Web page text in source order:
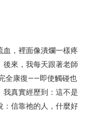
血，裡面像潰爛一樣疼
後來，我每天跟著老師
全康復——即使觸碰也
我真實經歷到：這不是
：信靠祂的人，什麼好